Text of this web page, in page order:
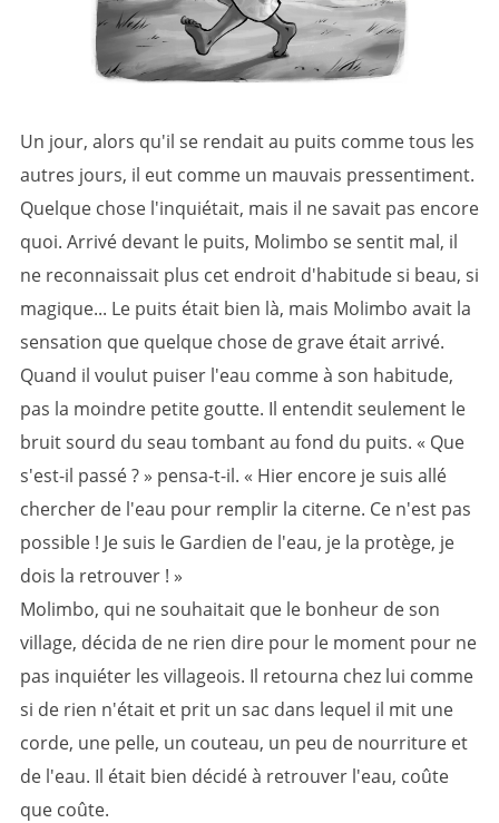
Un jour, alors qu'il se rendait au puits comme tous les
autres jours, il eut comme un mauvais pressentiment.
Quelque chose l'inquiétait, mais il ne savait pas encore
quoi. Arrivé devant le puits, Molimbo se sentit mal, il
ne reconnaissait plus cet endroit d'habitude si beau, si
magique... Le puits était bien là, mais Molimbo avait la
sensation que quelque chose de grave était arrivé.
Quand il voulut puiser l'eau comme à son habitude,
pas la moindre petite goutte. Il entendit seulement le
bruit sourd du seau tombant au fond du puits. « Que
s'est-il passé ? » pensa-t-il. « Hier encore je suis allé
chercher de l'eau pour remplir la citerne. Ce n'est pas
possible ! Je suis le Gardien de l'eau, je la protège, je
dois la retrouver ! »
Molimbo, qui ne souhaitait que le bonheur de son
village, décida de ne rien dire pour le moment pour ne
pas inquiéter les villageois. Il retourna chez lui comme
si de rien n'était et prit un sac dans lequel il mit une
corde, une pelle, un couteau, un peu de nourriture et
de l'eau. Il était bien décidé à retrouver l'eau, coûte
que coûte.